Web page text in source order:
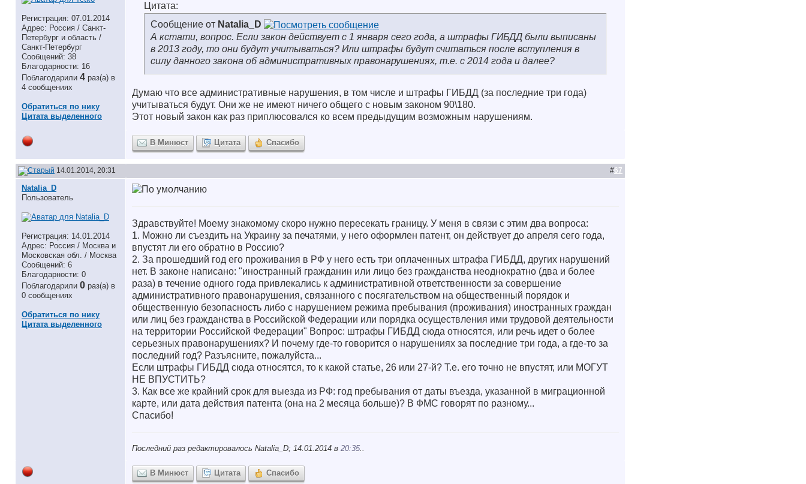
Регистрация: 07.01.2014
Адрес: Россия / Санкт-
Петербург и область /
Санкт-Петербург
Сообщений: 38
Благодарности: 16
Поблагодарили 4 раз(а) в
4 сообщениях
Обратиться по нику
Цитата выделенного
Цитата:
Сообщение от Natalia_D
А кстати, вопрос. Если закон действует с 1 января сего года, а штрафы ГИБДД были выписаны
в 2013 году, то они будут учитываться? Или штрафы будут считаться после вступления в
силу данного закона об административных правонарушениях, т.е. с 2014 года и далее?
Думаю что все административные нарушения, в том числе и штрафы ГИБДД (за последние три года)
учитываться будут. Они же не имеют ничего общего с новым законом 90\180.
Этот новый закон как раз приплюсовался ко всем предыдущим возможным нарушениям.
В Минюст Цитата Спасибо
14.01.2014, 20:31 #67
Natalia_D
Пользователь
Регистрация: 14.01.2014
Адрес: Россия / Москва и
Московская обл. / Москва
Сообщений: 6
Благодарности: 0
Поблагодарили 0 раз(а) в
0 сообщениях
Обратиться по нику
Цитата выделенного
Здравствуйте! Моему знакомому скоро нужно пересекать границу. У меня в связи с этим два вопроса:
1. Можно ли съездить на Украину за печатями, у него оформлен патент, он действует до апреля сего года,
впустят ли его обратно в Россию?
2. За прошедший год его проживания в РФ у него есть три оплаченных штрафа ГИБДД, других нарушений
нет. В законе написано: "иностранный гражданин или лицо без гражданства неоднократно (два и более
раза) в течение одного года привлекались к административной ответственности за совершение
административного правонарушения, связанного с посягательством на общественный порядок и
общественную безопасность либо с нарушением режима пребывания (проживания) иностранных граждан
или лиц без гражданства в Российской Федерации или порядка осуществления ими трудовой деятельности
на территории Российской Федерации" Вопрос: штрафы ГИБДД сюда относятся, или речь идет о более
серьезных правонарушениях? И почему где-то говорится о нарушениях за последние три года, а где-то за
последний год? Разъясните, пожалуйста...
Если штрафы ГИБДД сюда относятся, то к какой статье, 26 или 27-й? Т.е. его точно не впустят, или МОГУТ
НЕ ВПУСТИТЬ?
3. Как все же крайний срок для выезда из РФ: год пребывания от даты въезда, указанной в миграционной
карте, или дата действия патента (она на 2 месяца больше)? В ФМС говорят по разному...
Спасибо!
Последний раз редактировалось Natalia_D; 14.01.2014 в 20:35..
В Минюст Цитата Спасибо